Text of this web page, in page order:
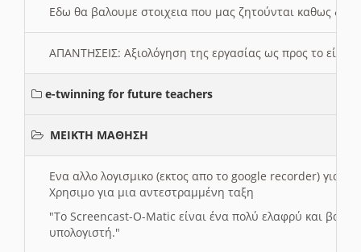
Εδω θα βαλουμε στοιχεια που μας ζητούνται καθως
ΑΠΑΝΤΗΣΕΙΣ: Αξιολόγηση της εργασίας ως προς το
e-twinning for future teachers
ΜΕΙΚΤΗ ΜΑΘΗΣΗ
Ενα αλλο λογισμικο (εκτος απο το google recorder) για
Χρησιμο για μια αντεστραμμένη ταξη
"To Screencast-O-Matic είναι ένα πολύ ελαφρύ και
υπολογιστή."